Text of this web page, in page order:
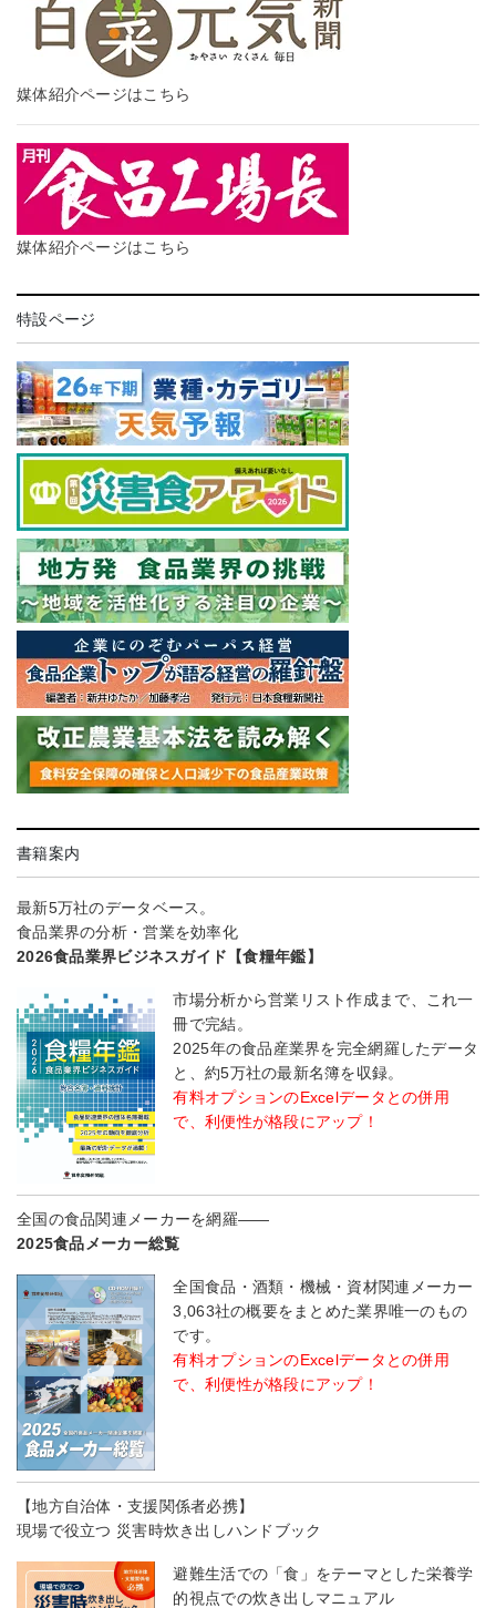
媒体紹介ページはこちら
媒体紹介ページはこちら
特設ページ
書籍案内
最新5万社のデータベース。
食品業界の分析・営業を効率化
2026食品業界ビジネスガイド【食糧年鑑】
市場分析から営業リスト作成まで、これ一
冊で完結。
2025年の食品産業界を完全網羅したデータ
と、約5万社の最新名簿を収録。
有料オプションのExcelデータとの併用
で、利便性が格段にアップ！
全国の食品関連メーカーを網羅――
2025食品メーカー総覧
全国食品・酒類・機械・資材関連メーカー
3,063社の概要をまとめた業界唯一のもの
です。
有料オプションのExcelデータとの併用
で、利便性が格段にアップ！
【地方自治体・支援関係者必携】
現場で役立つ 災害時炊き出しハンドブック
避難生活での「食」をテーマとした栄養学
的視点での炊き出しマニュアル